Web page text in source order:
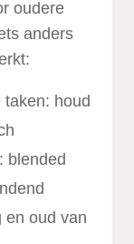
oudere
anders
taken: houd
blended
en oud van